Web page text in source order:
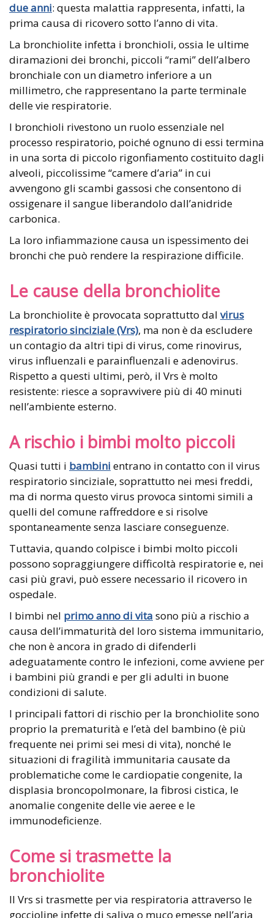
due anni: questa malattia rappresenta, infatti, la
prima causa di ricovero sotto l’anno di vita.
La bronchiolite infetta i bronchioli, ossia le ultime
diramazioni dei bronchi, piccoli “rami” dell’albero
bronchiale con un diametro inferiore a un
millimetro, che rappresentano la parte terminale
delle vie respiratorie.
I bronchioli rivestono un ruolo essenziale nel
processo respiratorio, poiché ognuno di essi termina
in una sorta di piccolo rigonfiamento costituito dagli
alveoli, piccolissime “camere d’aria” in cui
avvengono gli scambi gassosi che consentono di
ossigenare il sangue liberandolo dall’anidride
carbonica.
La loro infiammazione causa un ispessimento dei
bronchi che può rendere la respirazione difficile.
Le cause della bronchiolite
La bronchiolite è provocata soprattutto dal virus
respiratorio sinciziale (Vrs), ma non è da escludere
un contagio da altri tipi di virus, come rinovirus,
virus influenzali e parainfluenzali e adenovirus.
Rispetto a questi ultimi, però, il Vrs è molto
resistente: riesce a sopravvivere più di 40 minuti
nell’ambiente esterno.
A rischio i bimbi molto piccoli
Quasi tutti i bambini entrano in contatto con il virus
respiratorio sinciziale, soprattutto nei mesi freddi,
ma di norma questo virus provoca sintomi simili a
quelli del comune raffreddore e si risolve
spontaneamente senza lasciare conseguenze.
Tuttavia, quando colpisce i bimbi molto piccoli
possono sopraggiungere difficoltà respiratorie e, nei
casi più gravi, può essere necessario il ricovero in
ospedale.
I bimbi nel primo anno di vita sono più a rischio a
causa dell’immaturità del loro sistema immunitario,
che non è ancora in grado di difenderli
adeguatamente contro le infezioni, come avviene per
i bambini più grandi e per gli adulti in buone
condizioni di salute.
I principali fattori di rischio per la bronchiolite sono
proprio la prematurità e l’età del bambino (è più
frequente nei primi sei mesi di vita), nonché le
situazioni di fragilità immunitaria causate da
problematiche come le cardiopatie congenite, la
displasia broncopolmonare, la fibrosi cistica, le
anomalie congenite delle vie aeree e le
immunodeficienze.
Come si trasmette la
bronchiolite
Il Vrs si trasmette per via respiratoria attraverso le
goccioline infette di saliva o muco emesse nell’aria